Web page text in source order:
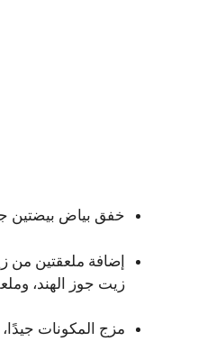
خفق بياض بيضتين
إضافة ملعقتين من
زيت جوز الهند،
مزج المكونات